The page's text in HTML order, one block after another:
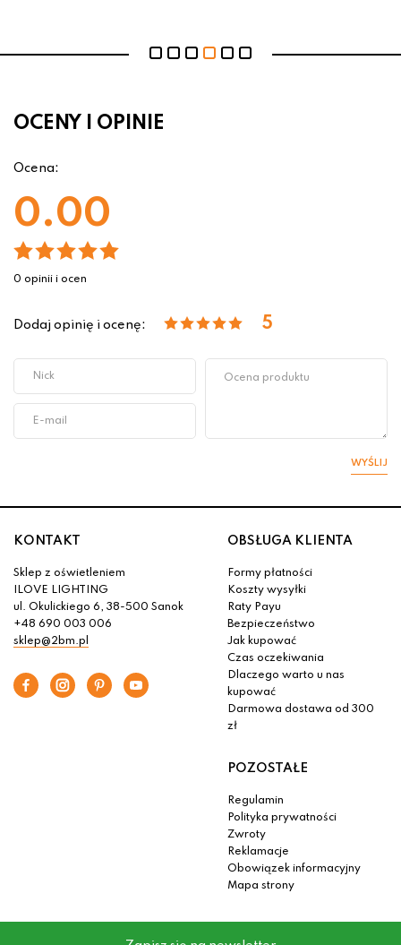
OCENY I OPINIE
Ocena:
0.00
0 opinii i ocen
Dodaj opinię i ocenę: 5
WYŚLIJ
KONTAKT
Sklep z oświetleniem
ILOVE LIGHTING
ul. Okulickiego 6, 38-500 Sanok
+48 690 003 006
sklep@2bm.pl
OBSŁUGA KLIENTA
Formy płatności
Koszty wysyłki
Raty Payu
Bezpieczeństwo
Jak kupować
Czas oczekiwania
Dlaczego warto u nas
kupować
Darmowa dostawa od 300
zł
POZOSTAŁE
Regulamin
Polityka prywatności
Zwroty
Reklamacje
Obowiązek informacyjny
Mapa strony